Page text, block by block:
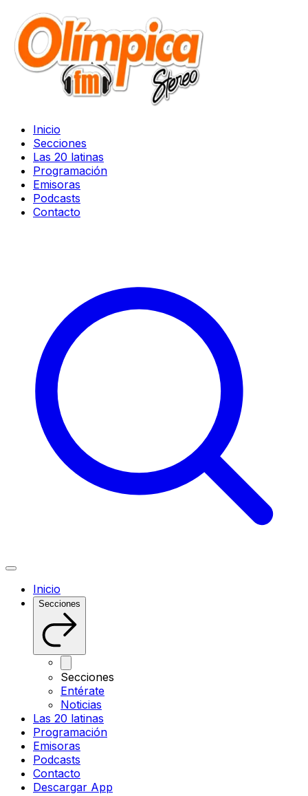
Inicio
Secciones
Las 20 latinas
Programación
Emisoras
Podcasts
Contacto
Inicio
Secciones
Secciones
Entérate
Noticias
Las 20 latinas
Programación
Emisoras
Podcasts
Contacto
Descargar App